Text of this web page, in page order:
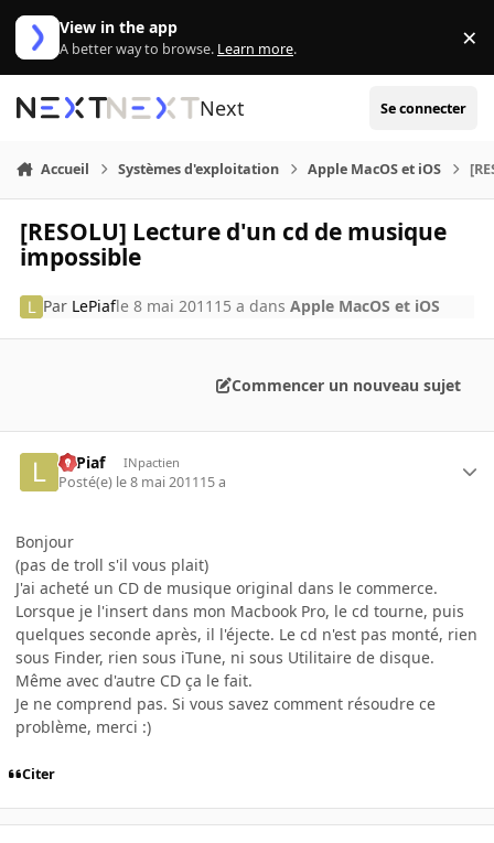
Aller au contenu
View in the app
A better way to browse. Learn more. ×
Next Se connecter
Accueil Systèmes d'exploitation Apple MacOS et iOS
[RESOLU] Lecture d'un cd de musique
impossible
Par LePiafle 8 mai 2011 15 a dansApple MacOS et iOS
Commencer un nouveau sujet
LePiaf INpactien
Posté(e) le 8 mai 201115 a
Bonjour
(pas de troll s'il vous plait)
J'ai acheté un CD de musique original dans le commerce.
Lorsque je l'insert dans mon Macbook Pro, le cd tourne, puis
quelques seconde après, il l'éjecte. Le cd n'est pas monté, rien
sous Finder, rien sous iTune, ni sous Utilitaire de disque.
Même avec d'autre CD ça le fait.
Je ne comprend pas. Si vous savez comment résoudre ce
problème, merci :)
Citer